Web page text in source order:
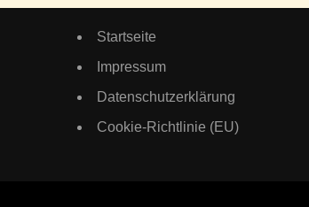
Startseite
Impressum
Datenschutzerklärung
Cookie-Richtlinie (EU)